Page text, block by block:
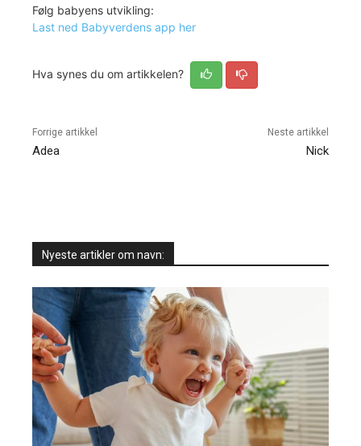
Følg babyens utvikling:
Last ned Babyverdens app her
Hva synes du om artikkelen?
Forrige artikkel
Adea
Neste artikkel
Nick
Nyeste artikler om navn: